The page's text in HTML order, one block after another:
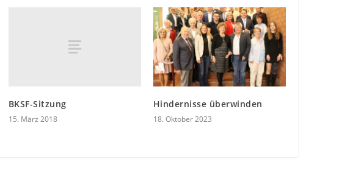
BKSF-Sitzung
15. März 2018
Hindernisse überwinden
18. Oktober 2023